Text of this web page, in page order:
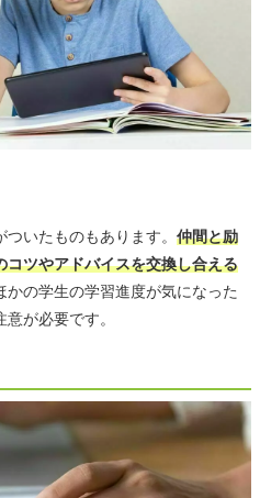
いたものもあります。 仲間と励
ツやアドバイスを交換し合える
かの学生の学習進度が気になった
が必要です。